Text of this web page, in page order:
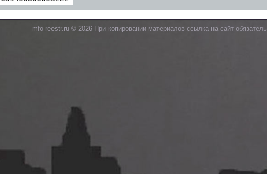
mfo-reestr.ru © 2026 При копировании материалов ссылка на сайт